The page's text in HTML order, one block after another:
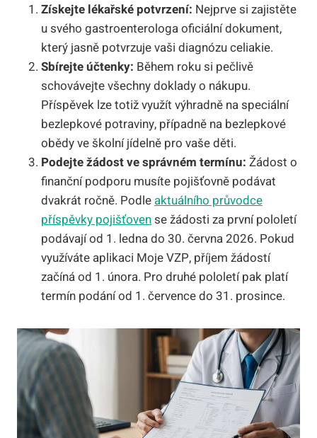
Získejte lékařské potvrzení: Nejprve si zajistěte
u svého gastroenterologa oficiální dokument,
který jasně potvrzuje vaši diagnózu celiakie.
Sbírejte účtenky: Během roku si pečlivě
schovávejte všechny doklady o nákupu.
Příspěvek lze totiž využít výhradně na speciální
bezlepkové potraviny, případně na bezlepkové
obědy ve školní jídelně pro vaše děti.
Podejte žádost ve správném termínu: Žádost o
finanční podporu musíte pojišťovně podávat
dvakrát ročně. Podleaktuálního průvodce
příspěvky pojišťovense žádosti za první pololetí
podávají od 1. ledna do 30. června 2026. Pokud
využíváte aplikaci Moje VZP, příjem žádostí
začíná od 1. února. Pro druhé pololetí pak platí
termín podání od 1. července do 31. prosince.